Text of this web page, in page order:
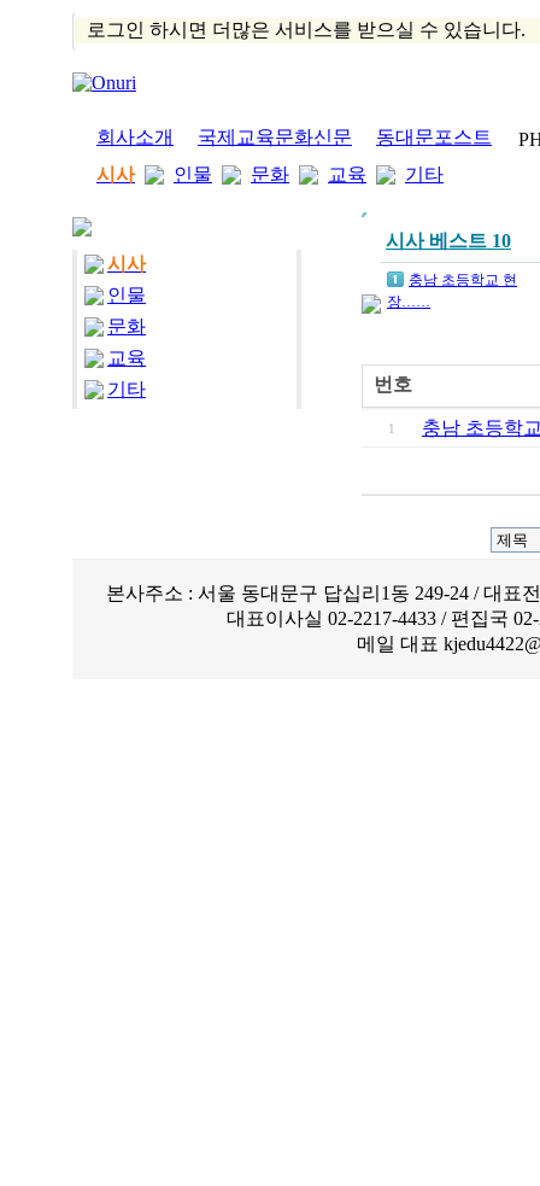
로그인 하시면 더많은 서비스를 받으실 수 있습니다.
회사소개 국제교육문화신문 동대문포스트
시사
인물 문화 교육 기타
시사
인물
문화
교육
기타
시사 베스트 10
충남 초등학교 현
장……
번호
1 충남 초등학
본사주소 : 서울 동대문구 답십리1동 249-24 / 대표
대표이사실 02-2217-4433 / 편집국
메일 대표